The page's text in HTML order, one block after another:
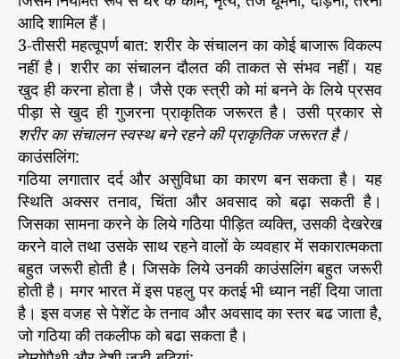
आदि शामिल हैं।
3-तीसरी महत्वूपर्ण बात: शरीर के संचालन का कोई बाजारू विकल्प
नहीं है। शरीर का संचालन दौलत की ताकत से संभव नहीं। यह
खुद ही करना होता है। जैसे एक स्त्री को मां बनने के लिये प्रसव
पीड़ा से खुद ही गुजरना प्राकृतिक जरूरत है। उसी प्रकार से
शरीर का संचालन स्वस्थ बने रहने की प्राकृतिक जरूरत है।
काउंसलिंग:
गठिया लगातार दर्द और असुविधा का कारण बन सकता है। यह
स्थिति अक्सर तनाव, चिंता और अवसाद को बढ़ा सकती है।
जिसका सामना करने के लिये गठिया पीड़ित व्यक्ति, उसकी देखरेख
करने वाले तथा उसके साथ रहने वालों के व्यवहार में सकारात्मकता
बहुत जरूरी होती है। जिसके लिये उनकी काउंसलिंग बहुत जरूरी
होती है। मगर भारत में इस पहलु पर कतई भी ध्यान नहीं दिया जाता
है। इस वजह से पेशेंट के तनाव और अवसाद का स्तर बढ जाता है,
जो गठिया की तकलीफ को बढा सकता है।